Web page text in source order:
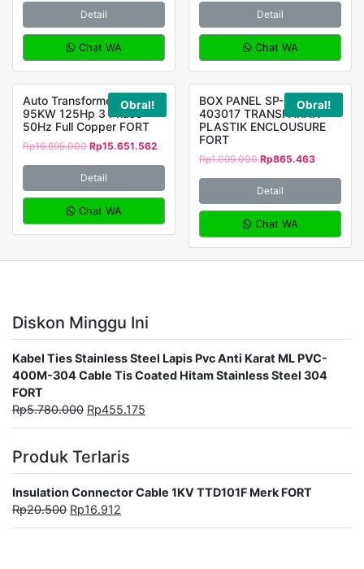
Detail
Chat WA
Detail
Chat WA
Obral!
Auto Transformer MH-
95KW 125Hp 3 Phase
50Hz Full Copper FORT
Rp16.695.000 Rp15.651.562
Detail
Chat WA
Obral!
BOX PANEL SP-PCT-
403017 TRANSPARAN
PLASTIK ENCLOUSURE
FORT
Rp1.099.000 Rp865.463
Detail
Chat WA
Diskon Minggu Ini
Kabel Ties Stainless Steel Lapis Pvc Anti Karat ML PVC-
400M-304 Cable Tis Coated Hitam Stainless Steel 304
FORT
Rp5.780.000 Rp455.175
Produk Terlaris
Insulation Connector Cable 1KV TTD101F Merk FORT
Rp20.500 Rp16.912